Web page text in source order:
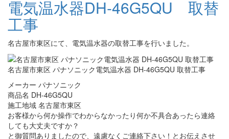
電気温水器DH-46G5QU 取替
工事
名古屋市東区にて、電気温水器の取替工事を行いました。
名古屋市東区 パナソニック電気温水器 DH-46G5QU 取替工事
メーカー パナソニック
商品名 DH-46G5QU
施工地域 名古屋市東区
お客様から何か操作でわからなかったり何か不具合あったら連絡
しても大丈夫ですか？
と御質問ありましたので、遠慮なくご連絡下さい！とお伝えさせ